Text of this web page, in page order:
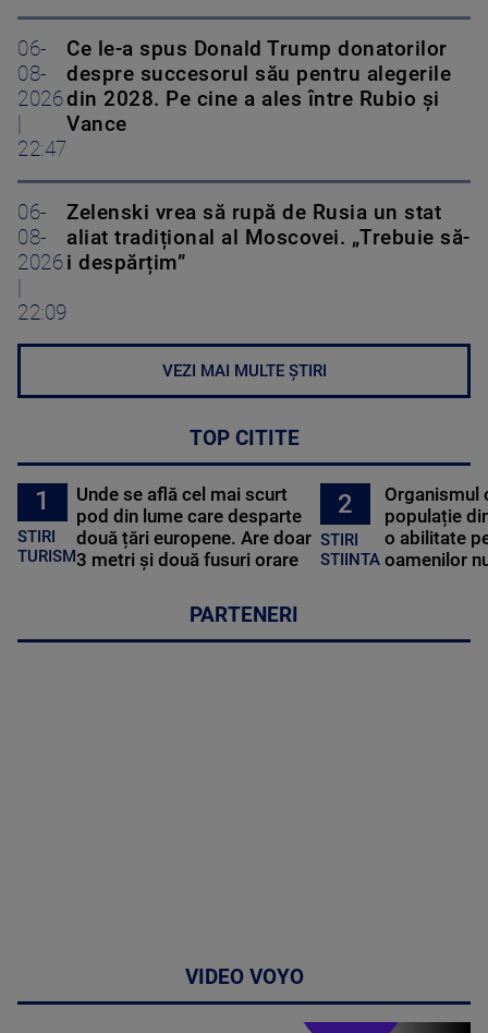
06-
08-
2026
22:47
Ce le-a spus Donald Trump donatorilor
despre succesorul său pentru alegerile
din 2028. Pe cine a ales între Rubio și
Vance
06-
08-
2026
22:09
Zelenski vrea să rupă de Rusia un stat
aliat tradițional al Moscovei. „Trebuie să-
i despărțim”
VEZI MAI MULTE ȘTIRI
TOP CITITE
1
STIRI
TURISM
Unde se află cel mai scurt
pod din lume care desparte
două țări europene. Are doar
3 metri și două fusuri orare
2
STIRI
STIINTA
Organismul
populație
o abilitate
oamenilor
PARTENERI
VIDEO VOYO